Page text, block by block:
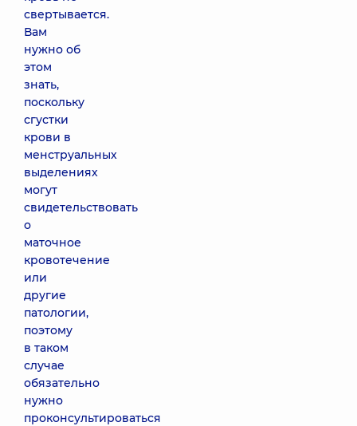
свертывается.
Вам
нужно об
этом
знать,
поскольку
сгустки
крови в
менструальных
выделениях
могут
свидетельствовать
о
маточное
кровотечение
или
другие
патологии,
поэтому
в таком
случае
обязательно
нужно
проконсультироваться